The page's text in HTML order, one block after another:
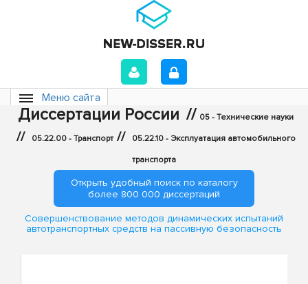
Меню сайта
Диссертации России // 05 - Технические науки
// 05.22.00 - Транспорт // 05.22.10 - Эксплуатация автомобильного
транспорта
Открыть удобный поиск по каталогу
более 800 000 диссертаций
Совершенствование методов динамических испытаний
автотранспортных средств на пассивную безопасность